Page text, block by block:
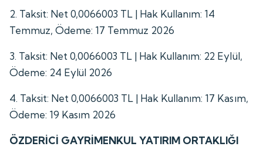
2. Taksit: Net 0,0066003 TL | Hak Kullanım: 14
Temmuz, Ödeme: 17 Temmuz 2026
3. Taksit: Net 0,0066003 TL | Hak Kullanım: 22 Eylül,
Ödeme: 24 Eylül 2026
4. Taksit: Net 0,0066003 TL | Hak Kullanım: 17 Kasım,
Ödeme: 19 Kasım 2026
ÖZDERİCİ GAYRİMENKUL YATIRIM ORTAKLIĞI